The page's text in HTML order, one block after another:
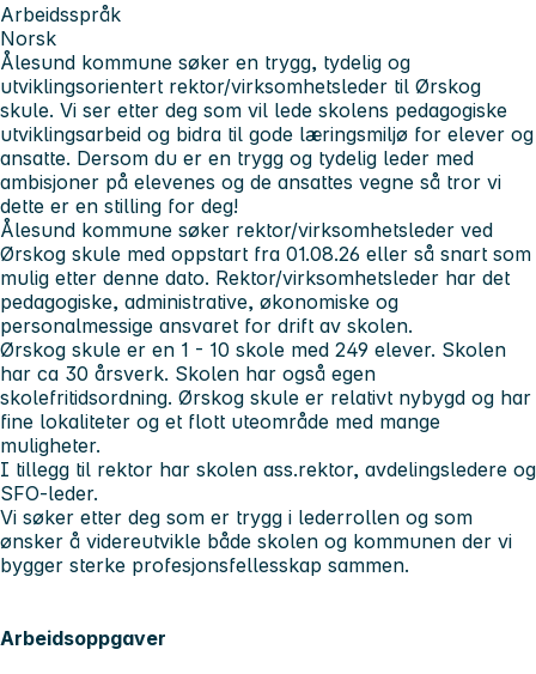
Arbeidsspråk
Norsk
Ålesund kommune søker en trygg, tydelig og
utviklingsorientert rektor/virksomhetsleder til Ørskog
skule. Vi ser etter deg som vil lede skolens pedagogiske
utviklingsarbeid og bidra til gode læringsmiljø for elever og
ansatte. Dersom du er en trygg og tydelig leder med
ambisjoner på elevenes og de ansattes vegne så tror vi
dette er en stilling for deg!
Ålesund kommune søker rektor/virksomhetsleder ved
Ørskog skule med oppstart fra 01.08.26 eller så snart som
mulig etter denne dato. Rektor/virksomhetsleder har det
pedagogiske, administrative, økonomiske og
personalmessige ansvaret for drift av skolen.
Ørskog skule er en 1 - 10 skole med 249 elever. Skolen
har ca 30 årsverk. Skolen har også egen
skolefritidsordning. Ørskog skule er relativt nybygd og har
fine lokaliteter og et flott uteområde med mange
muligheter.
I tillegg til rektor har skolen ass.rektor, avdelingsledere og
SFO-leder.
Vi søker etter deg som er trygg i lederrollen og som
ønsker å videreutvikle både skolen og kommunen der vi
bygger sterke profesjonsfellesskap sammen.
Arbeidsoppgaver